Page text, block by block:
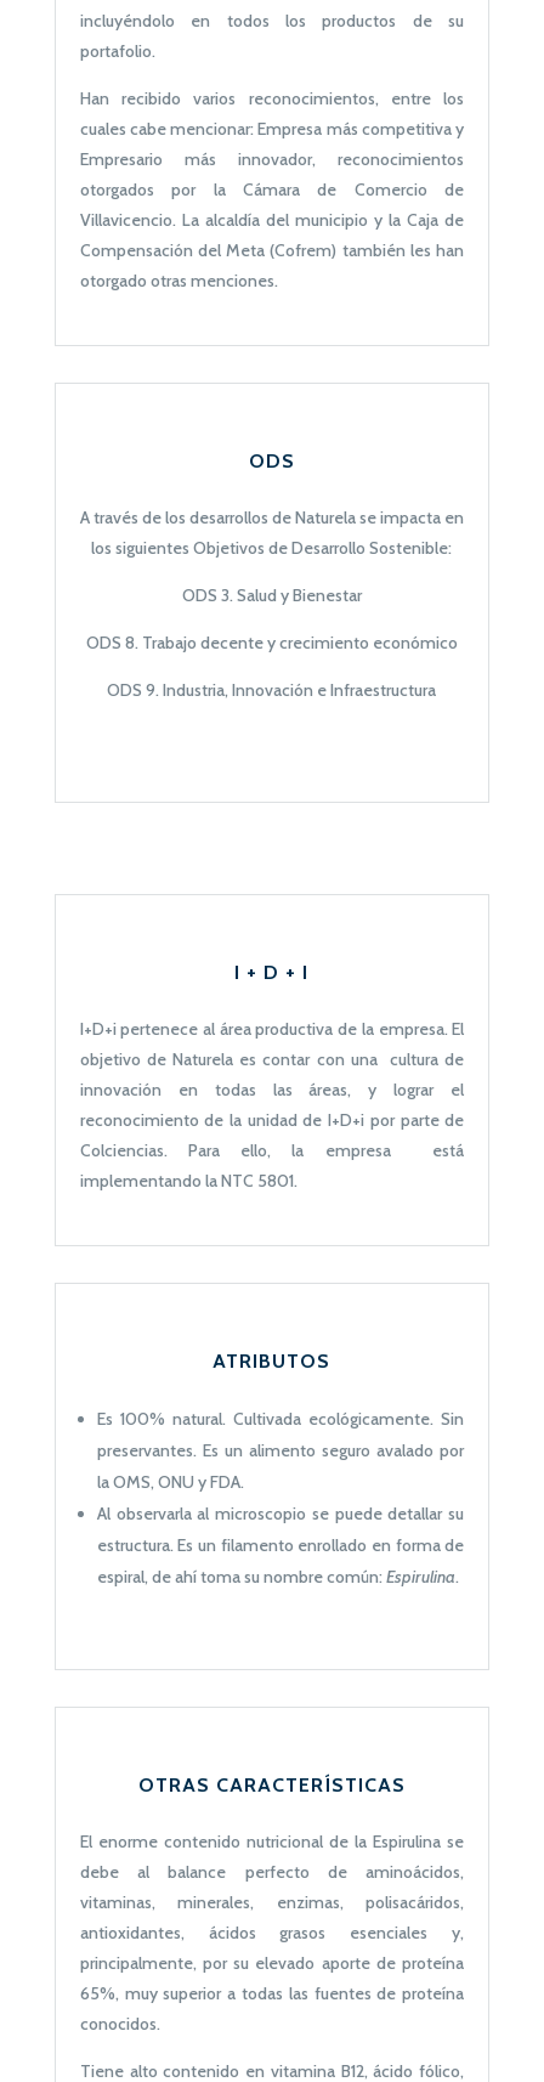
incluyéndolo en todos los productos de su
portafolio.
Han recibido varios reconocimientos, entre los
cuales cabe mencionar: Empresa más competitiva y
Empresario más innovador, reconocimientos
otorgados por la Cámara de Comercio de
Villavicencio. La alcaldía del municipio y la Caja de
Compensación del Meta (Cofrem) también les han
otorgado otras menciones.
ODS
A través de los desarrollos de Naturela se impacta en
los siguientes Objetivos de Desarrollo Sostenible:
ODS 3. Salud y Bienestar
ODS 8. Trabajo decente y crecimiento económico
ODS 9. Industria, Innovación e Infraestructura
I + D + I
I+D+i pertenece al área productiva de la empresa. El
objetivo de Naturela es contar con una cultura de
innovación en todas las áreas, y lograr el
reconocimiento de la unidad de I+D+i por parte de
Colciencias. Para ello, la empresa está
implementando la NTC 5801.
ATRIBUTOS
Es 100% natural. Cultivada ecológicamente. Sin
preservantes. Es un alimento seguro avalado por
la OMS, ONU y FDA.
Al observarla al microscopio se puede detallar su
estructura. Es un filamento enrollado en forma de
espiral, de ahí toma su nombre común: Espirulina.
OTRAS CARACTERÍSTICAS
El enorme contenido nutricional de la Espirulina se
debe al balance perfecto de aminoácidos,
vitaminas, minerales, enzimas, polisacáridos,
antioxidantes, ácidos grasos esenciales y,
principalmente, por su elevado aporte de proteína
65%, muy superior a todas las fuentes de proteína
conocidos.
Tiene alto contenido en vitamina B12, ácido fólico,